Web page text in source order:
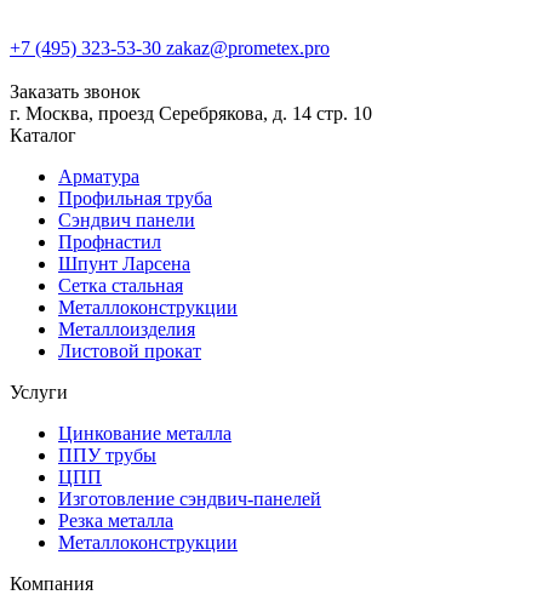
+7 (495) 323-53-30 zakaz@prometex.pro
Заказать звонок
г. Москва, проезд Серебрякова, д. 14 стр. 10
Каталог
Арматура
Профильная труба
Сэндвич панели
Профнастил
Шпунт Ларсена
Сетка стальная
Металлоконструкции
Металлоизделия
Листовой прокат
Услуги
Цинкование металла
ППУ трубы
ЦПП
Изготовление сэндвич-панелей
Резка металла
Металлоконструкции
Компания